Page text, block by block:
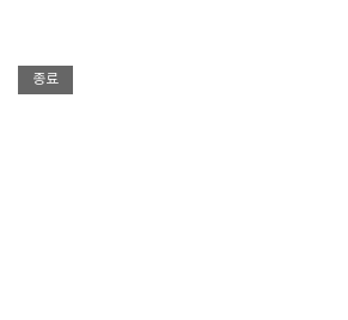
종료